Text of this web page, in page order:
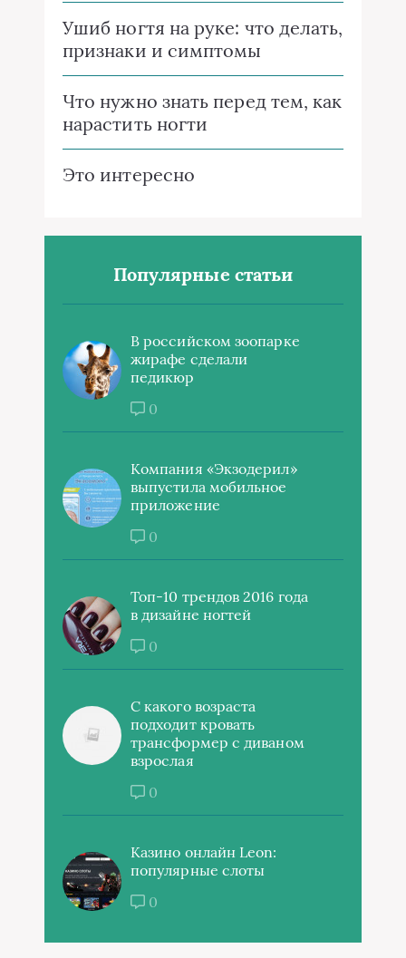
Ушиб ногтя на руке: что делать,
признаки и симптомы
Что нужно знать перед тем, как
нарастить ногти
Это интересно
Популярные статьи
В российском зоопарке
жирафе сделали
педикюр
0
Компания «Экзодерил»
выпустила мобильное
приложение
0
Топ-10 трендов 2016 года
в дизайне ногтей
0
С какого возраста
подходит кровать
трансформер с диваном
взрослая
0
Казино онлайн Leon:
популярные слоты
0